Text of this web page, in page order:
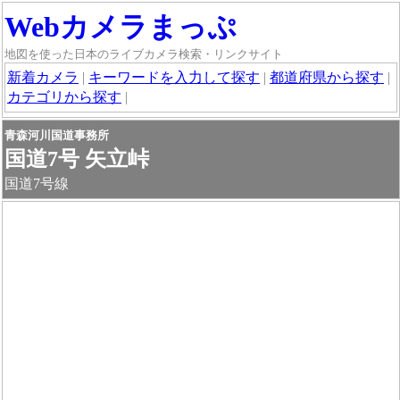
Webカメラまっぷ
地図を使った日本のライブカメラ検索・リンクサイト
新着カメラ | キーワードを入力して探す | 都道府県から探す |
カテゴリから探す |
青森河川国道事務所
国道7号 矢立峠
国道7号線